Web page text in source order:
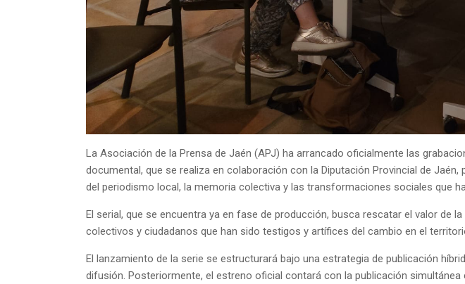
La Asociación de la Prensa de Jaén (APJ) ha arrancado oficialmente las
documental, que se realiza en colaboración con la Diputación Provincial de
del periodismo local, la memoria colectiva y las transformaciones sociales que
El serial, que se encuentra ya en fase de producción, busca rescatar el valor
colectivos y ciudadanos que han sido testigos y artífices del cambio en el
El lanzamiento de la serie se estructurará bajo una estrategia de publicación
difusión. Posteriormente, el estreno oficial contará con la publicación